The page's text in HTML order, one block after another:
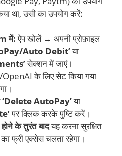
था, उसी का उपयोग करें:
में:ऐप खोलें → अपनी प्रोफ़ाइल
Auto Debit’या
सेक्शन में जाएं।
के लिए सेट किया गया
‘Delete AutoPay’या
पर क्लिक करके पुष्टि करें।
के तुरंत बादयह करना सुरक्षित
फ्री एक्सेस चलता रहेगा।